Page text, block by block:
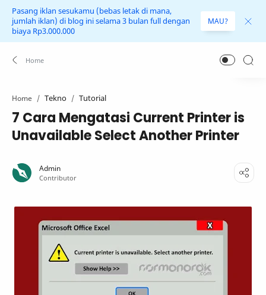
Pasang iklan sesukamu (bebas letak di mana,
jumlah iklan) di blog ini selama 3 bulan full dengan
biaya Rp3.000.000
MAU?
Home Tekno Tutorial
7 Cara Mengatasi Current Printer is
Unavailable Select Another Printer